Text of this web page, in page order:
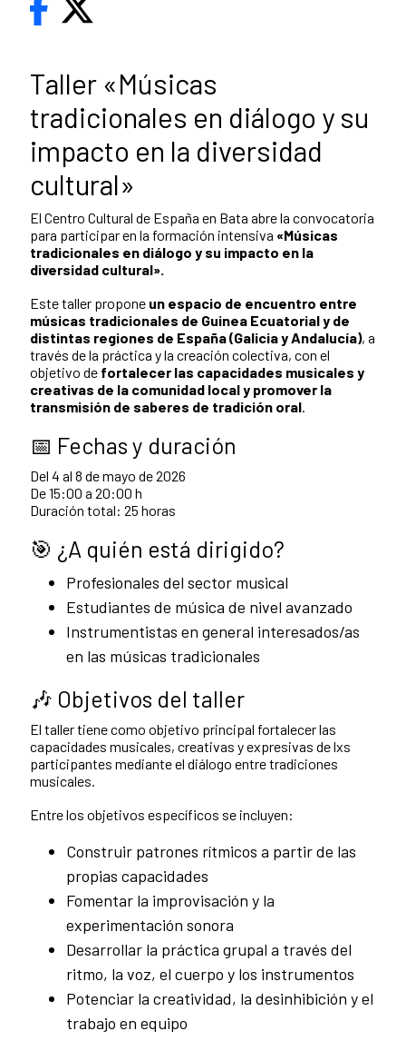
Taller «Músicas
tradicionales en diálogo y su
impacto en la diversidad
cultural»
El Centro Cultural de España en Bata abre la convocatoria
para participar en la formación intensiva «Músicas
tradicionales en diálogo y su impacto en la
diversidad cultural».
Este taller propone un espacio de encuentro entre
músicas tradicionales de Guinea Ecuatorial y de
distintas regiones de España (Galicia y Andalucía), a
través de la práctica y la creación colectiva, con el
objetivo de fortalecer las capacidades musicales y
creativas de la comunidad local y promover la
transmisión de saberes de tradición oral.
📅 Fechas y duración
Del 4 al 8 de mayo de 2026
De 15:00 a 20:00 h
Duración total: 25 horas
🎯 ¿A quién está dirigido?
Profesionales del sector musical
Estudiantes de música de nivel avanzado
Instrumentistas en general interesados/as
en las músicas tradicionales
🎶 Objetivos del taller
El taller tiene como objetivo principal fortalecer las
capacidades musicales, creativas y expresivas de lxs
participantes mediante el diálogo entre tradiciones
musicales.
Entre los objetivos específicos se incluyen:
Construir patrones rítmicos a partir de las
propias capacidades
Fomentar la improvisación y la
experimentación sonora
Desarrollar la práctica grupal a través del
ritmo, la voz, el cuerpo y los instrumentos
Potenciar la creatividad, la desinhibición y el
trabajo en equipo